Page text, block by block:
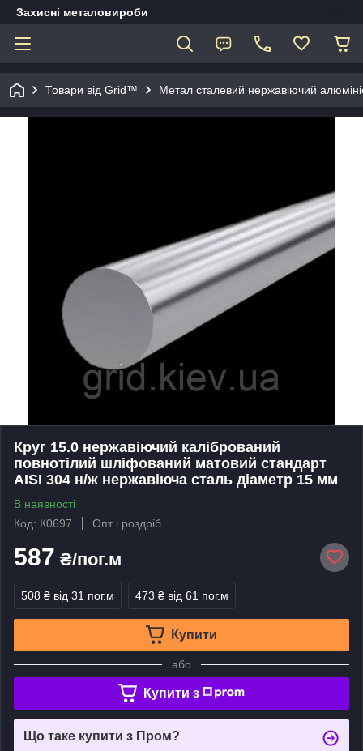
Захисні металовироби
Товари від Grid™ Метал сталевий нержавіючий
Круг 15.0 нержавіючий калібрований
повнотілий шліфований матовий стандарт
AISI 304 н/ж нержавіюча сталь діаметр 15 мм
В наявності
Код: К0697
Опт і роздріб
587 ₴/пог.м
508 ₴ від 31 пог.м 473 ₴ від 61 пог.м
Купити
або
Купити з
Що таке купити з Пром?